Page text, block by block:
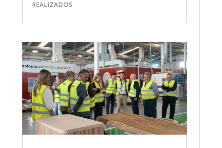
REALIZADOS